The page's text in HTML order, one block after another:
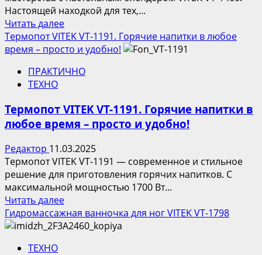
не
запутаться
в
технических
характеристиках
Настоящей находкой для тех,...
Читать далееПрочитать
больше
о
VITEK
Термопот VITEK VT-1191. Горячие напитки в любое
время – просто и удобно!
ПРАКТИЧНО
ТЕХНО
Термопот VITEK VT-1191. Горячие напитки в
любое время – просто и удобно!
Редактор 11.03.2025
Термопот VITEK VT-1191 — современное и стильное
решение для приготовления горячих напитков. С
максимальной мощностью 1700 Вт...
Читать далееПрочитать
больше
о
Гидромассажная ванночка для ног VITEK VT-1798
ТЕХНО